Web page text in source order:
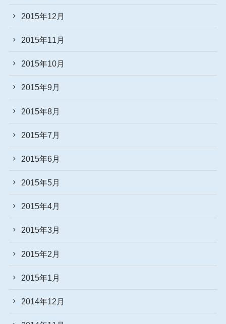
2015年12月
2015年11月
2015年10月
2015年9月
2015年8月
2015年7月
2015年6月
2015年5月
2015年4月
2015年3月
2015年2月
2015年1月
2014年12月